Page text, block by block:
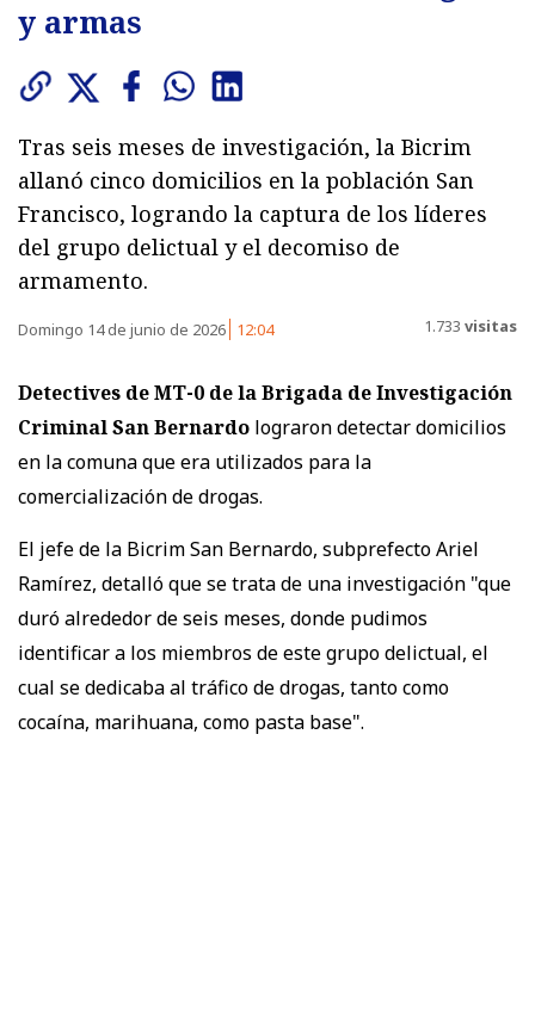
y armas
Tras seis meses de investigación, la Bicrim
allanó cinco domicilios en la población San
Francisco, logrando la captura de los líderes
del grupo delictual y el decomiso de
armamento.
Domingo 14 de junio de 2026 12:04 1.733 visitas
Detectives de MT-0 de la Brigada de Investigación
Criminal San Bernardo lograron detectar domicilios
en la comuna que era utilizados para la
comercialización de drogas.
El jefe de la Bicrim San Bernardo, subprefecto Ariel
Ramírez, detalló que se trata de una investigación "que
duró alrededor de seis meses, donde pudimos
identificar a los miembros de este grupo delictual, el
cual se dedicaba al tráfico de drogas, tanto como
cocaína, marihuana, como pasta base".